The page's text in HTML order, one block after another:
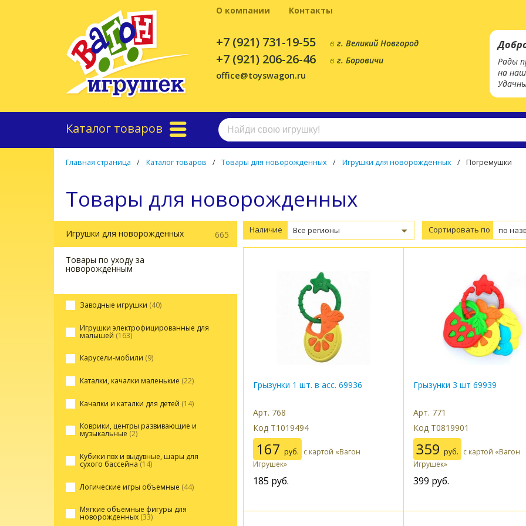
+7 (921) 731-19-55 в г. Великий Новгород
+7 (921) 206-26-46 в г. Боровичи
office@toyswagon.ru
Рады
на
Каталог товаров
Главная страница / Каталог товаров / Товары для новорожденных / Игрушки для новорожденных / Погремушки
Товары для новорожденных
Игрушки для новорожденных 665
Товары по уходу за
новорожденным
Заводные игрушки (40)
Игрушки электрофицированные для
малышей (163)
Карусели-мобили (9)
Каталки, качалки маленькие (22)
Качалки и каталки для детей (14)
Коврики, центры развивающие и
музыкальные (2)
Кубики пвх и выдувные, шары для
сухого бассейна(14)
Логические игры объемные (44)
Мягкие объемные фигуры для
новорожденных (33)
Наличие Все регионы Сортировать по по
Грызунки 1 шт. в асс. 69936
Арт. 768
Код Т1019494
167 руб. с картой «Вагон
Игрушек»
185 руб.
Грызунки 3 шт 69939
Арт. 771
Код Т0819901
359 руб. с картой «Вагон
Игрушек»
399 руб.
О компании Контакты